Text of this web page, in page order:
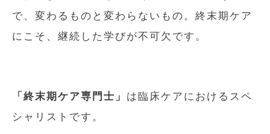
で、変わるものと変わらないもの。終末期ケア
にこそ、継続した学びが不可欠です。
「終末期ケア専門士」 は臨床ケアにおけるスペ
シャリストです。